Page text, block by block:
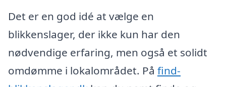
Det er en god idé at vælge en
blikkenslager, der ikke kun har den
nødvendige erfaring, men også et solidt
omdømme i lokalområdet. På find-